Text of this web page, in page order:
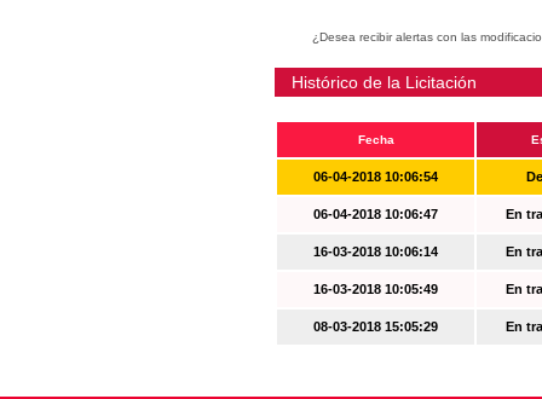
¿Desea recibir alertas con las
Histórico de la Licitación
Fecha
06-04-2018 10:06:54
06-04-2018 10:06:47 En
16-03-2018 10:06:14 En
16-03-2018 10:05:49 En
08-03-2018 15:05:29 En